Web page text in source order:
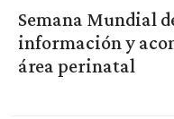
Semana Mundial
información y
área perinatal